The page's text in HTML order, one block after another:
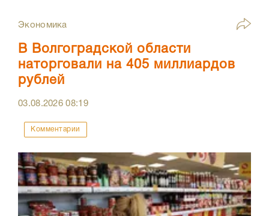
Экономика
В Волгоградской области
наторговали на 405 миллиардов
рублей
03.08.202608:19
Комментарии